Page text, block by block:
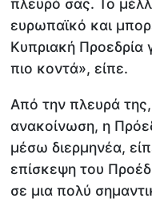
πλευρό σας. Το
ευρωπαϊκό και
Κυπριακή Προεδρία
πιο κοντά», είπε.
Από την πλευρά
ανακοίνωση, η
μέσω διερμηνέα,
επίσκεψη του
σε μια πολύ